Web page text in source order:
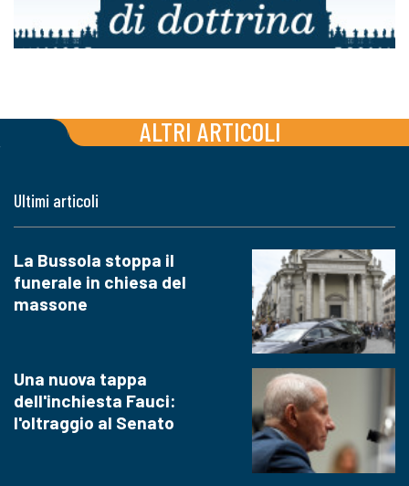
ALTRI ARTICOLI
Ultimi articoli
La Bussola stoppa il
funerale in chiesa del
massone
Una nuova tappa
dell'inchiesta Fauci:
l'oltraggio al Senato